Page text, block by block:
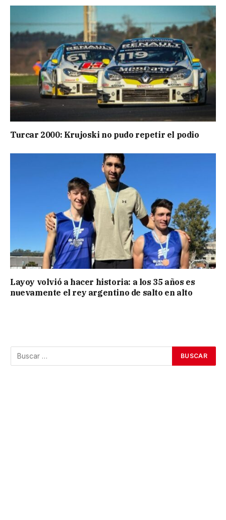
Turcar 2000: Krujoski no pudo repetir el podio
Layoy volvió a hacer historia: a los 35 años es
nuevamente el rey argentino de salto en alto